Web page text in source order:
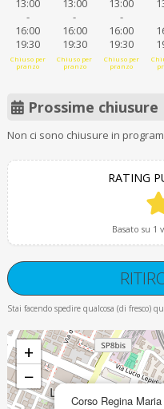
13:00
-
16:00
19:30
Chiuso per
pranzo
13:00
-
16:00
19:30
Chiuso per
pranzo
13:00
-
16:00
19:30
Chiuso per
pranzo
Prossime chiusure
Non ci sono chiusure in
RATING
Basato su
Stai facendo spedire qualcosa (di fresco)
Corso Regina
+
−